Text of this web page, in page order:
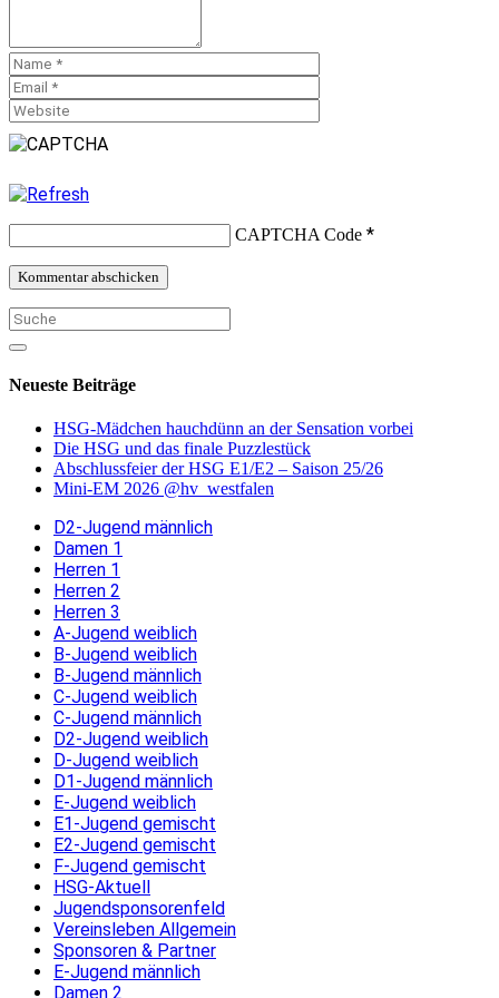
CAPTCHA Code *
Neueste Beiträge
HSG-Mädchen hauchdünn an der Sensation vorbei
Die HSG und das finale Puzzlestück
Abschlussfeier der HSG E1/E2 – Saison 25/26
Mini-EM 2026 @hv_westfalen
D2-Jugend männlich
Damen 1
Herren 1
Herren 2
Herren 3
A-Jugend weiblich
B-Jugend weiblich
B-Jugend männlich
C-Jugend weiblich
C-Jugend männlich
D2-Jugend weiblich
D-Jugend weiblich
D1-Jugend männlich
E-Jugend weiblich
E1-Jugend gemischt
E2-Jugend gemischt
F-Jugend gemischt
HSG-Aktuell
Jugendsponsorenfeld
Vereinsleben Allgemein
Sponsoren & Partner
E-Jugend männlich
Damen 2